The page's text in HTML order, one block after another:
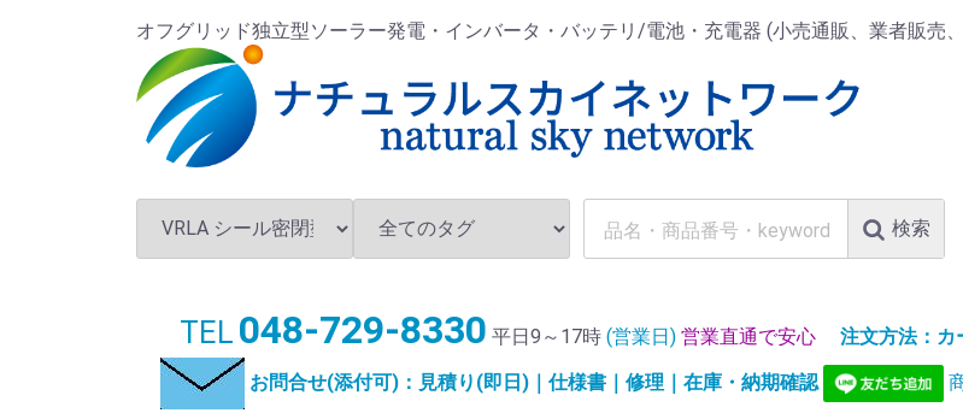
オフグリッド独立型ソーラー発電・インバータ・バッテリ/電池・充電器 (小売通販、業者販売
検索
TEL 048-729-8330 平日9～17時(営業日) 営業直通で安心 注文方法：カ
お問合せ(添付可)：見積り(即日)｜仕様書｜修理｜在庫・納期確認